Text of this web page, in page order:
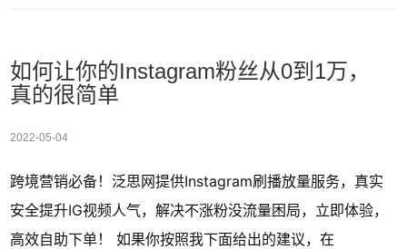
如何让你的Instagram粉丝从0到1万，
真的很简单
2022-05-04
跨境营销必备！泛思网提供Instagram刷播放量服务，真实
安全提升IG视频人气，解决不涨粉没流量困局，立即体验，
高效自助下单！ 如果你按照我下面给出的建议，在